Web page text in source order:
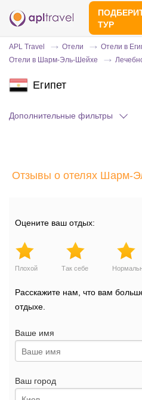
ТУР
Отправьте свой
Эксперт свяжется
APL Travel Отели
Отели в
Отели в Шарм-Эль-Шейхе
Египет
Дополнительные фильтры
Отзывы о отелях Шарм-
Оцените ваш отдых:
Плохой Так себе
Расскажите нам, что вам
отдыхе.
Ваше имя
Ваш город